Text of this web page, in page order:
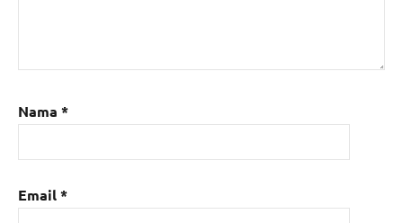
Nama *
Email*